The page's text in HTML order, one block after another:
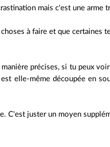
mais c'est une arme
à faire et que certaines
précises, si tu peux
elle-même découpée en
C'est juster un moyen